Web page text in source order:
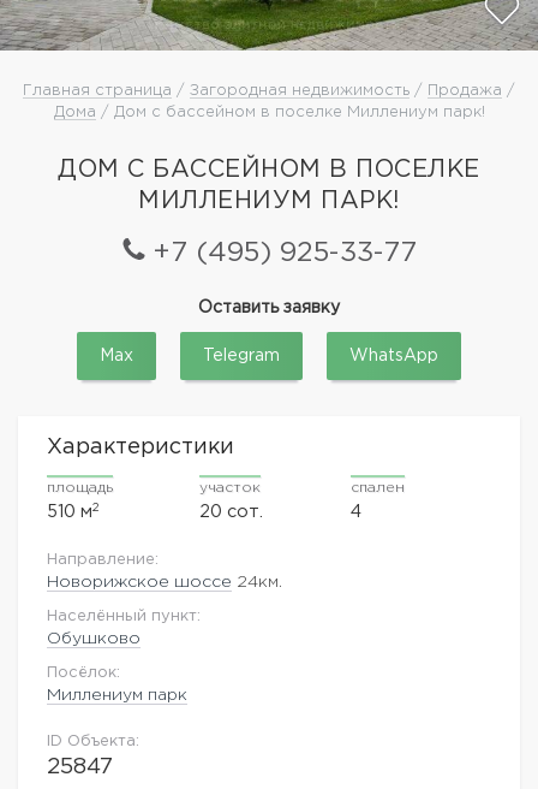
Главная страница / Загородная недвижимость / Продажа /
Дома / Дом с бассейном в поселке Миллениум парк!
ДОМ С БАССЕЙНОМ В ПОСЕЛКЕ
МИЛЛЕНИУМ ПАРК!
+7 (495) 925-33-77
Оставить заявку
Max Telegram WhatsApp
Характеристики
площадь
510 м2
участок
20 сот.
спален
4
Направление:
Новорижское шоссе 24км.
Населённый пункт:
Обушково
Посёлок:
Миллениум парк
ID Объекта:
25847